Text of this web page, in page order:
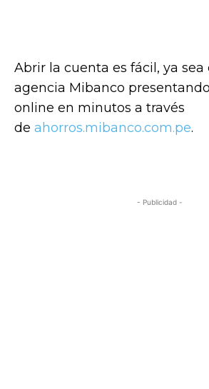
Abrir la cuenta es fácil, ya sea
agencia Mibanco
online en minutos a través
de ahorros.mibanco.com.pe.
- Publicidad -